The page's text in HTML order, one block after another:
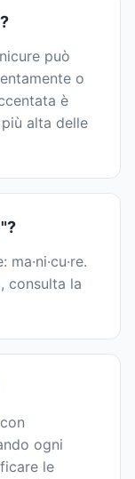
può
o
è
alta delle
consulta la
ogni
le